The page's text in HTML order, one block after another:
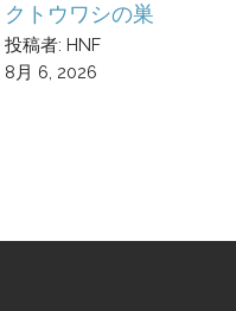
クトウワシの巣
投稿者: HNF
8月 6, 2026